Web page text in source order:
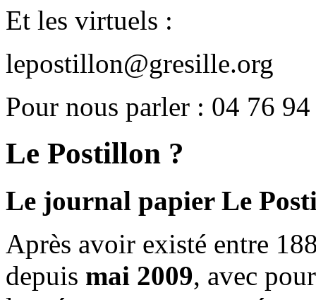
Et les virtuels :
lepostillon@gresille.org
Pour nous parler : 04 76
Le Postillon ?
Le journal papier Le
Après avoir existé entre
depuis mai 2009, avec